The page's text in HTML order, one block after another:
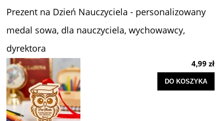
Prezent na Dzień Nauczyciela - personalizowany
medal sowa, dla nauczyciela, wychowawcy,
dyrektora
4,99 zł
DO KOSZYKA